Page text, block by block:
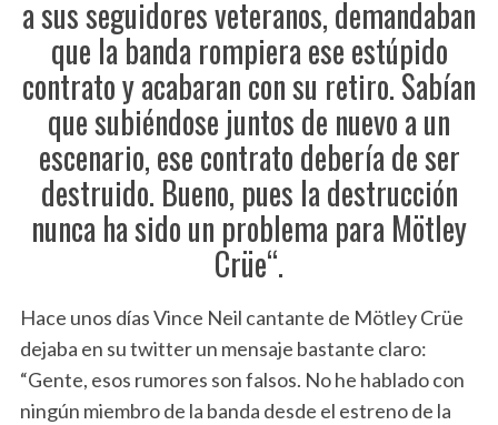
a sus seguidores veteranos, demandaban
que la banda rompiera ese estúpido
contrato y acabaran con su retiro. Sabían
que subiéndose juntos de nuevo a un
escenario, ese contrato debería de ser
destruido. Bueno, pues la destrucción
nunca ha sido un problema para Mötley
Crüe“.
Hace unos días Vince Neil cantante de Mötley Crüe
dejaba en su twitter un mensaje bastante claro:
“Gente, esos rumores son falsos. No he hablado con
ningún miembro de la banda desde el estreno de la